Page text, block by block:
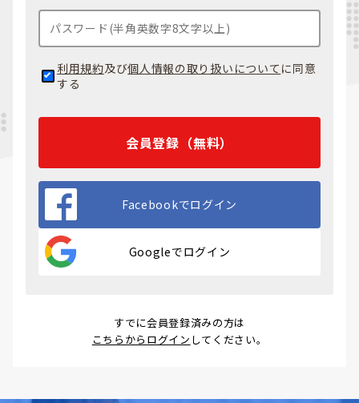
利用規約及び個人情報の取り扱いについて に同意
する
会員登録（無料）
Facebookでログイン
Googleでログイン
すでに会員登録済みの方は
こちらからログイン してください。